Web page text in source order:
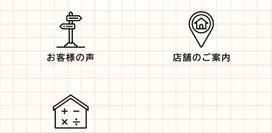
お客様の声 店舗のご案内